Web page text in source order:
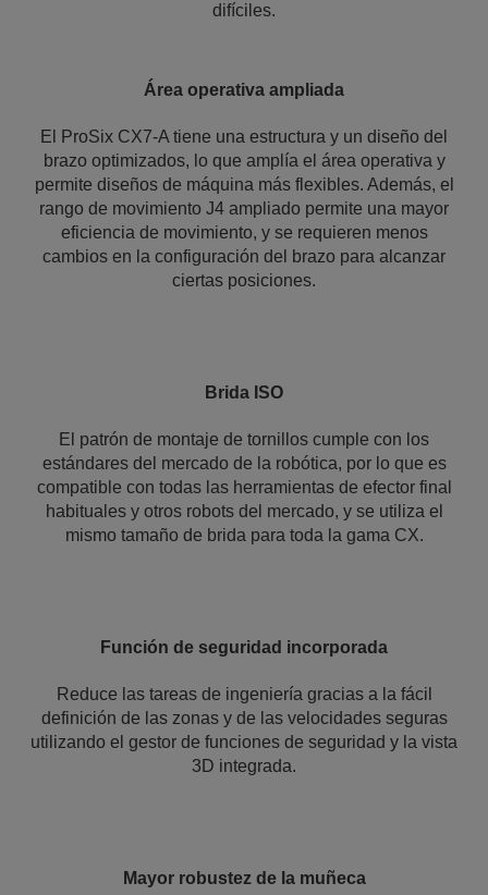
difíciles.
Área operativa ampliada
El ProSix CX7-A tiene una estructura y un diseño del
brazo optimizados, lo que amplía el área operativa y
permite diseños de máquina más flexibles. Además, el
rango de movimiento J4 ampliado permite una mayor
eficiencia de movimiento, y se requieren menos
cambios en la configuración del brazo para alcanzar
ciertas posiciones.
Brida ISO
El patrón de montaje de tornillos cumple con los
estándares del mercado de la robótica, por lo que es
compatible con todas las herramientas de efector final
habituales y otros robots del mercado, y se utiliza el
mismo tamaño de brida para toda la gama CX.
Función de seguridad incorporada
Reduce las tareas de ingeniería gracias a la fácil
definición de las zonas y de las velocidades seguras
utilizando el gestor de funciones de seguridad y la vista
3D integrada.
Mayor robustez de la muñeca